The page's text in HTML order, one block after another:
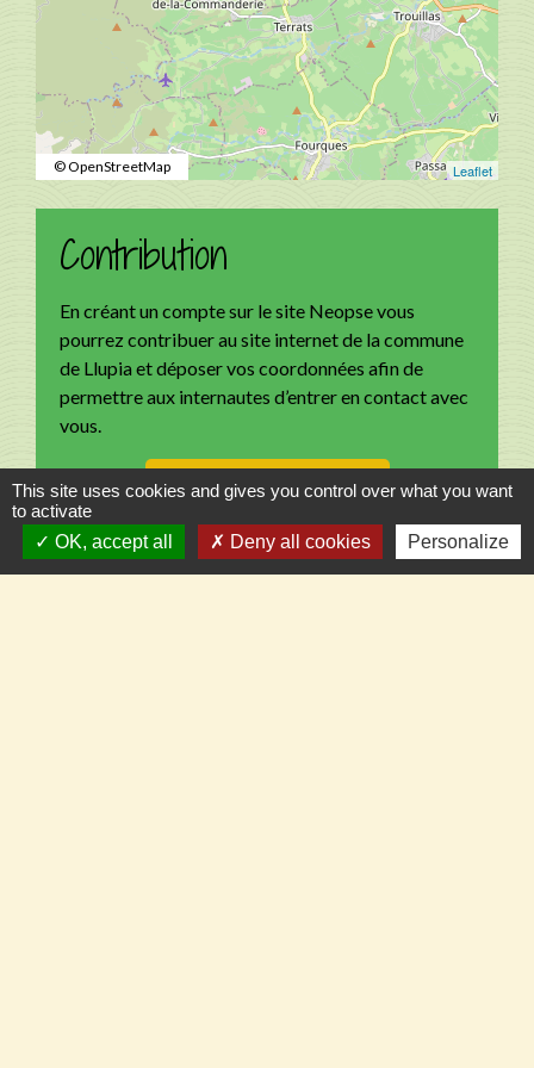
Leaflet
© OpenStreetMap
Contribution
En créant un compte sur le site Neopse vous
pourrez contribuer au site internet de la commune
de Llupia et déposer vos coordonnées afin de
permettre aux internautes d’entrer en contact avec
vous.
Accès à la contribution
This site uses cookies and gives you control over what you want
to activate
OK, accept all
Deny all cookies Personalize